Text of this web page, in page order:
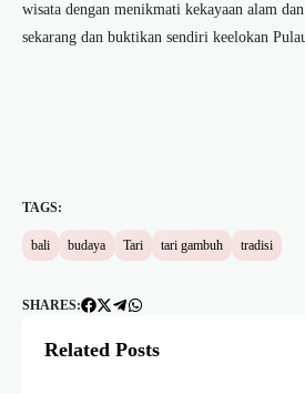
wisata dengan menikmati kekayaan alam
sekarang dan buktikan sendiri keelokan
TAGS:
bali budaya Tari tari gambuh tradisi
SHARES:
Related Posts